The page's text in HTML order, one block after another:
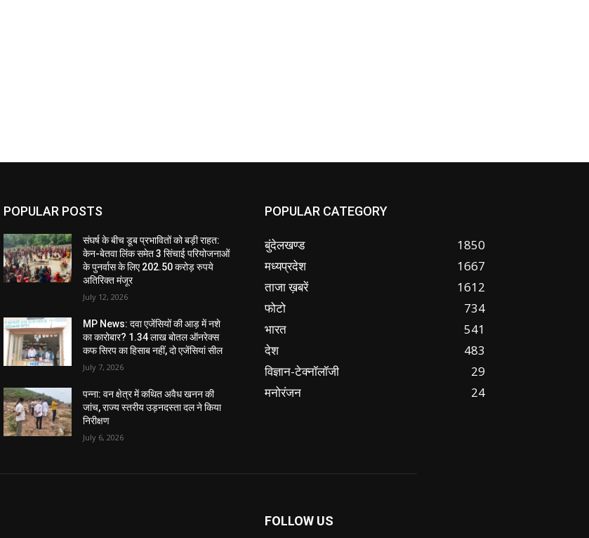
POPULAR POSTS
संघर्ष के बीच डूब प्रभावितों को बड़ी राहत:
केन-बेतवा लिंक समेत 3 सिंचाई परियोजनाओं
के पुनर्वास के लिए 202.50 करोड़ रुपये
अतिरिक्त मंजूर
July 12, 2026
MP News: दवा एजेंसियों की आड़ में नशे
का कारोबार? 1.34 लाख बोतल ऑनरेक्स
कफ सिरप का हिसाब नहीं, दो एजेंसियां सील
July 7, 2026
पन्ना: वन क्षेत्र में कथित अवैध खनन की
जांच, राज्य स्तरीय उड़नदस्ता दल ने किया
निरीक्षण
July 6, 2026
POPULAR CATEGORY
बुंदेलखण्ड
1850
मध्यप्रदेश
1667
ताजा ख़बरें
1612
फोटो
734
भारत
541
देश
483
विज्ञान-टेक्नॉलॉजी
29
मनोरंजन
24
FOLLOW US